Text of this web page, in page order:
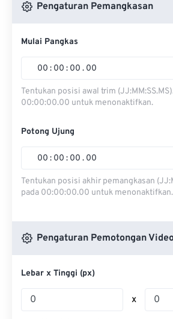
Pengaturan Pemangkasan
Mulai Pangkas
00 : 00 : 00 . 00
Tentukan posisi awal trim
00:00:00.00 untuk menonaktifkan.
Potong Ujung
00 : 00 : 00 . 00
Tentukan posisi akhir pemangkasan
pada 00:00:00.00 untuk menonaktifkan.
Pengaturan Pemotongan
Lebar x Tinggi (px)
x